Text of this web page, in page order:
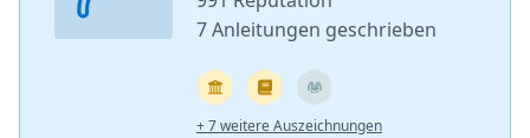
7 Anleitungen geschrieben
+ 7 weitere Auszeichnungen